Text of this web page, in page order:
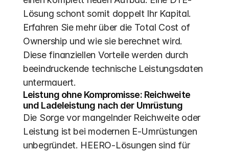
Lösung schont somit doppelt Ihr Kapital.
Erfahren Sie mehr über die Total Cost of
Ownership und wie sie berechnet wird.
Diese finanziellen Vorteile werden durch
beeindruckende technische Leistungsdaten
untermauert.
Leistung ohne Kompromisse: Reichweite
und Ladeleistung nach der Umrüstung
Die Sorge vor mangelnder Reichweite oder
Leistung ist bei modernen E-Umrüstungen
unbegründet. HEERO-Lösungen sind für